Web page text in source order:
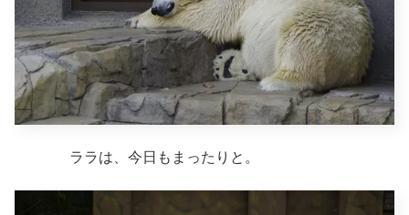
ララは、今日もまったりと。